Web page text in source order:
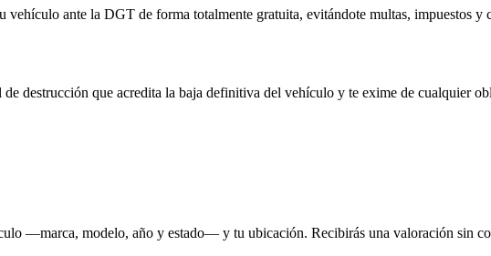
vehículo ante la DGT de forma totalmente gratuita, evitándote multas, impuestos y
destrucción que acredita la baja definitiva del vehículo y te exime de cualquier
—marca, modelo, año y estado— y tu ubicación. Recibirás una valoración sin